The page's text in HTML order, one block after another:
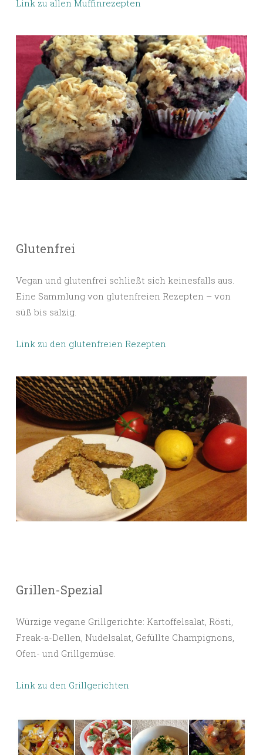
Link zu allen Muffinrezepten
Glutenfrei
Vegan und glutenfrei schließt sich keinesfalls aus.
Eine Sammlung von glutenfreien Rezepten – von
süß bis salzig.
Link zu den glutenfreien Rezepten
Grillen-Spezial
Würzige vegane Grillgerichte: Kartoffelsalat, Rösti,
Freak-a-Dellen, Nudelsalat, Gefüllte Champignons,
Ofen- und Grillgemüse.
Link zu den Grillgerichten